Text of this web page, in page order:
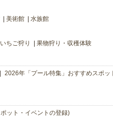
美術館 水族館
いちご狩り 果物狩り・収穫体験
2026年「プール特集」おすすめスポッ
ット・イベントの登録)